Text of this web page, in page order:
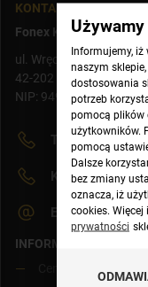
KONTAKT
Fonex K.T.M. Borowscy
ul. Wręczycka 13/15
42-202 Częstochowa
NIP: 9492100567
Telefon:34 3
Komórkowe:
E-mail:
INFORMACJE
Informujemy, iż
naszym
dostosowania
potrzeb
pomocą plików
użytkowników.
pomocą
Dalsze
bez zmiany
oznacza, iż
cookies.
prywatności